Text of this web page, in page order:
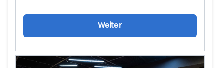
Weiter